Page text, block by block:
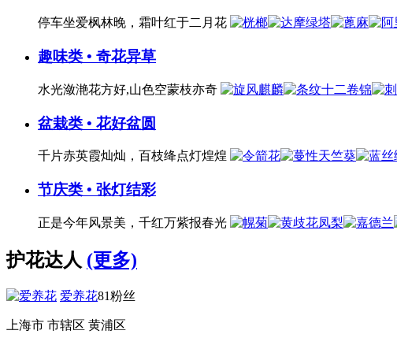
停车坐爱枫林晚，霜叶红于二月花
趣味类 • 奇花异草
水光潋滟花方好,山色空蒙枝亦奇
盆栽类 • 花好盆圆
千片赤英霞灿灿，百枝绛点灯煌煌
节庆类 • 张灯结彩
正是今年风景美，千红万紫报春光
护花达人 (更多)
爱养花81粉丝
上海市 市辖区 黄浦区